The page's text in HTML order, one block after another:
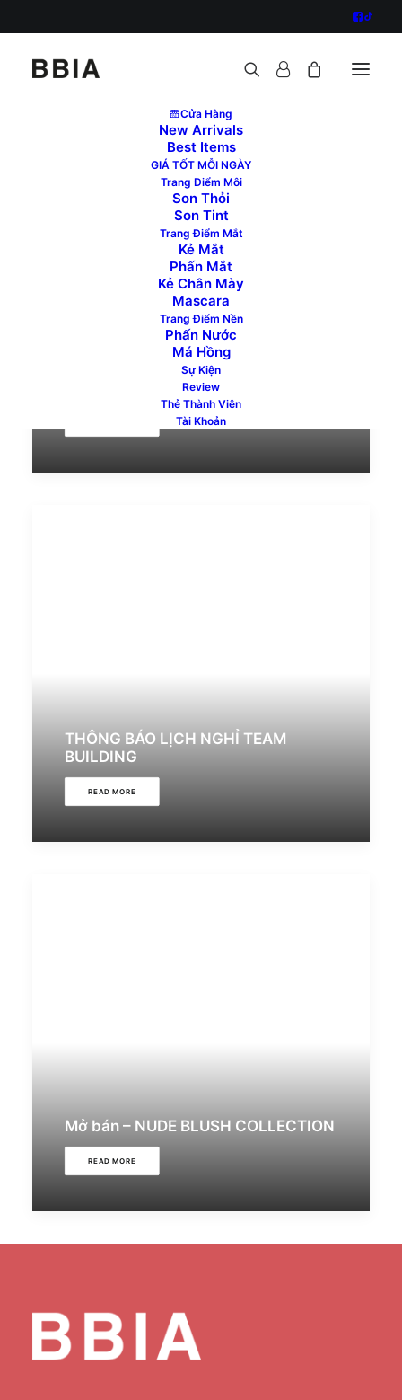
Cửa Hàng
New Arrivals
Best Items
GIÁ TỐT MỖI NGÀY
Trang Điểm Môi
Son Thỏi
Son Tint
Trang Điểm Mắt
Kẻ Mắt
Phấn Mắt
Kẻ Chân Mày
Mascara
Trang Điểm Nền
Phấn Nước
Má Hồng
Sự Kiện
Review
Thẻ Thành Viên
Tài Khoản
01.08 – 15.08: ƯU ĐÃI THÀNH VIÊN
THÔNG BÁO LỊCH NGHỈ TEAM
BUILDING
READ MORE
Mở bán – NUDE BLUSH COLLECTION
READ MORE